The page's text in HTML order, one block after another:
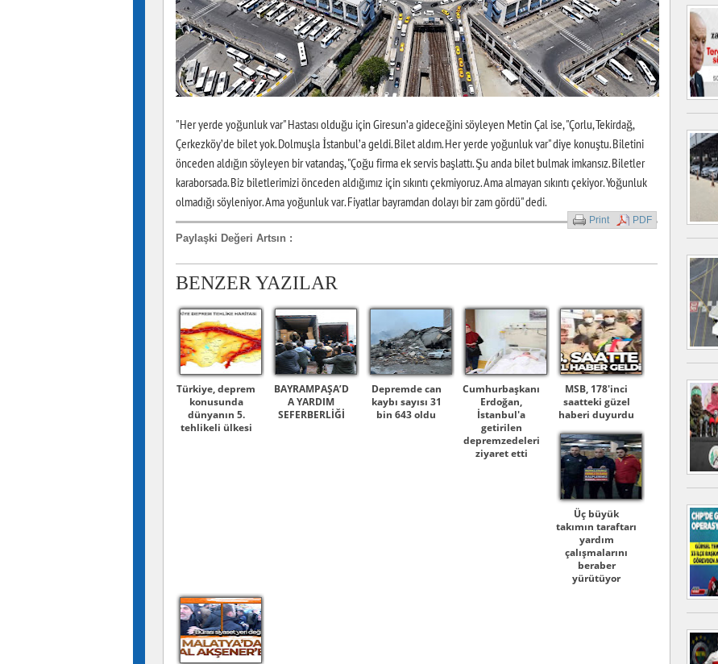
"Her yerde yoğunluk var" Hastası olduğu için Giresun’a gideceğini söyleyen Metin Çal ise, "Çorlu, Tekirdağ,
Çerkezköy’de bilet yok. Dolmuşla İstanbul’a geldi. Bilet aldım. Her yerde yoğunluk var" diye konuştu. Biletini
önceden aldığın söyleyen bir vatandaş, "Çoğu firma ek servis başlattı. Şu anda bilet bulmak imkansız. Biletler
karaborsada. Biz biletlerimizi önceden aldığımız için sıkıntı çekmiyoruz. Ama almayan sıkıntı çekiyor. Yoğunluk
olmadığı söyleniyor. Ama yoğunluk var. Fiyatlar bayramdan dolayı bir zam gördü" dedi.
Paylaşki Değeri Artsın :
Print PDF
BENZER YAZILAR
Türkiye, deprem
konusunda
dünyanın 5.
tehlikeli ülkesi
BAYRAMPAŞA’D
A YARDIM
SEFERBERLİĞİ
Depremde can
kaybı sayısı 31
bin 643 oldu
Cumhurbaşkanı
Erdoğan,
İstanbul'a
getirilen
depremzedeleri
ziyaret etti
MSB, 178'inci
saatteki güzel
haberi duyurdu
Üç büyük
takımın taraftarı
yardım
çalışmalarını
beraber
yürütüyor